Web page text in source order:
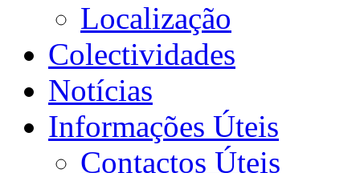
Localização
Colectividades
Notícias
Informações Úteis
Contactos Úteis